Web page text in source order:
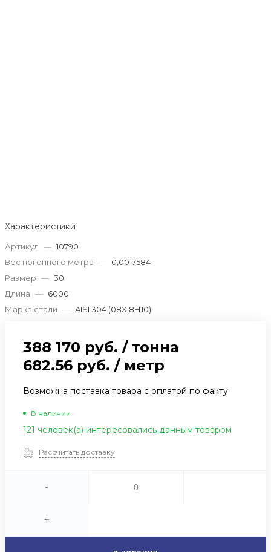
Характеристики
Артикул — 10790
Вес погонного метра — 0,0017584
Размер — 30
Длина — 6000
Марка стали — AISI 304 (08Х18Н10)
388 170 руб. / тонна
682.56 руб. / метр
Возможна поставка товара с оплатой по факту
В наличии
121 человек(а) интересовались данным товаром
Рассчитать доставку
-
+